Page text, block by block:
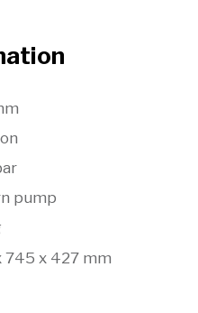
pump
745 x 427 mm